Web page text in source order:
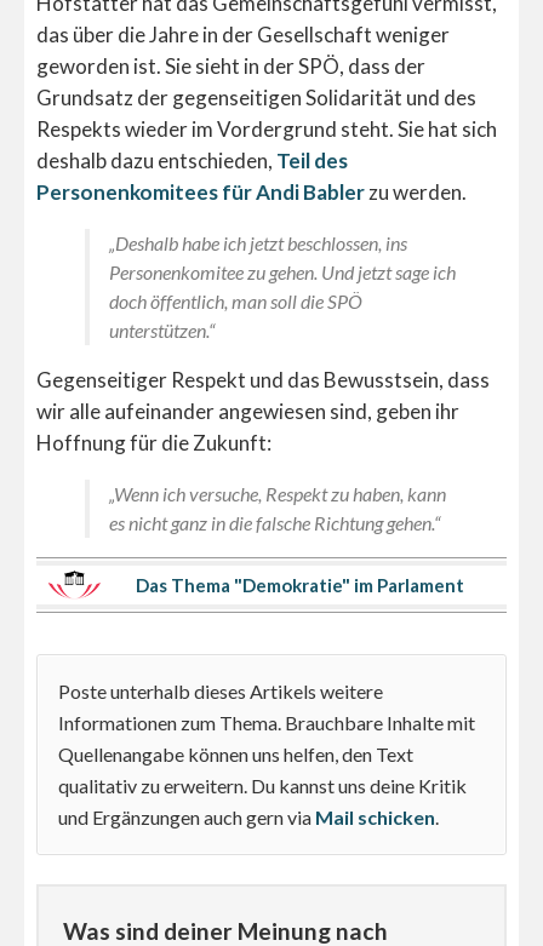
das über die Jahre in der Gesellschaft weniger
geworden ist. Sie sieht in der SPÖ, dass der
Grundsatz der gegenseitigen Solidarität und des
Respekts wieder im Vordergrund steht. Sie hat sich
deshalb dazu entschieden, Teil des
Personenkomitees für Andi Bablerzu werden.
„Deshalb habe ich jetzt beschlossen, ins
Personenkomitee zu gehen. Und jetzt sage ich
dochöffentlich, man soll die SPÖ
unterstützen.“
Gegenseitiger Respekt und das Bewusstsein, dass
wir alle aufeinander angewiesen sind, geben ihr
Hoffnung für die Zukunft:
„Wenn ich versuche, Respekt zu haben, kann
es nicht ganz in die falsche Richtung gehen.“
Das Thema "Demokratie" im Parlament
Poste unterhalb dieses Artikels weitere
Informationen zum Thema. Brauchbare Inhalte mit
Quellenangabe können uns helfen, den Text
qualitativ zu erweitern. Du kannst uns deine Kritik
und Ergänzungen auch gern via Mail schicken
Was sind deiner Meinung nach